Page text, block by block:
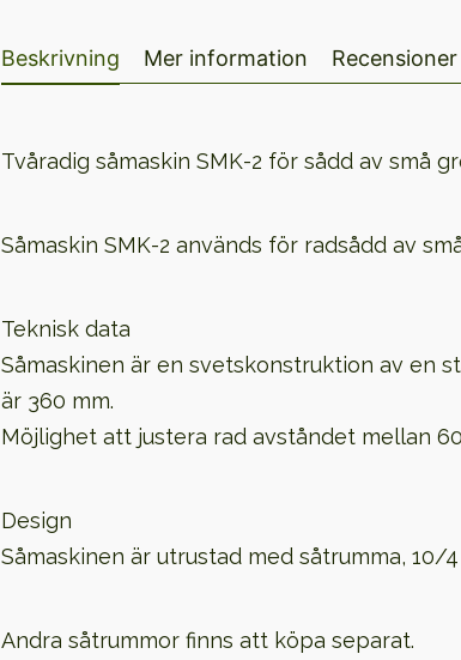
Beskrivning Mer information
Tvåradig såmaskin SMK-2 för sådd av små
Såmaskin SMK-2 används för radsådd av
Teknisk data
Såmaskinen är en svetskonstruktion av en
är 360 mm.
Möjlighet att justera rad avståndet mellan
Design
Såmaskinen är utrustad med såtrumma, 10/
Andra såtrummor finns att köpa separat.